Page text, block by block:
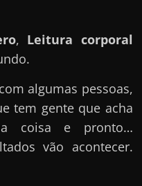
, Leitura corporal
algumas pessoas,
tem gente que acha
coisa e pronto…
vão acontecer.